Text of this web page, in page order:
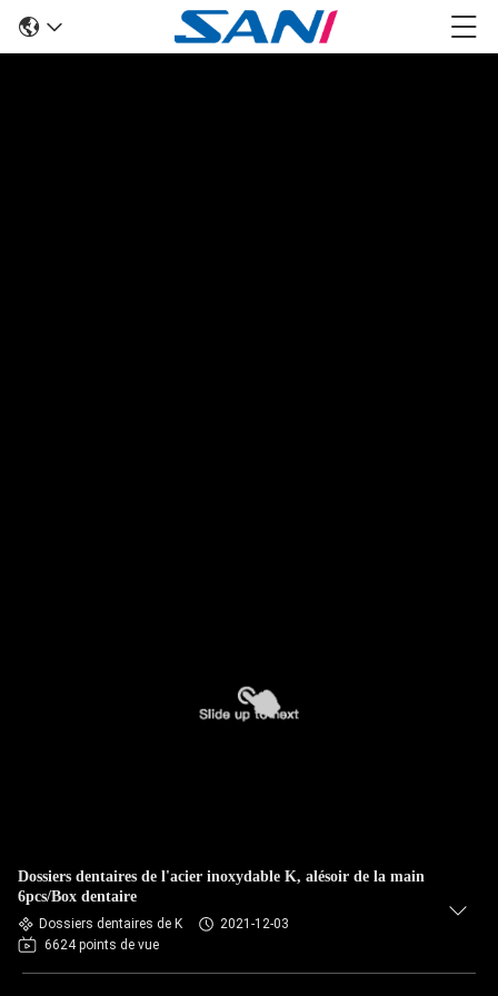
Dossiers dentaires de l'acier inoxydable K, alésoir de la main
6pcs/Box dentaire
Dossiers dentaires de K
2021-12-03
6624 points de vue